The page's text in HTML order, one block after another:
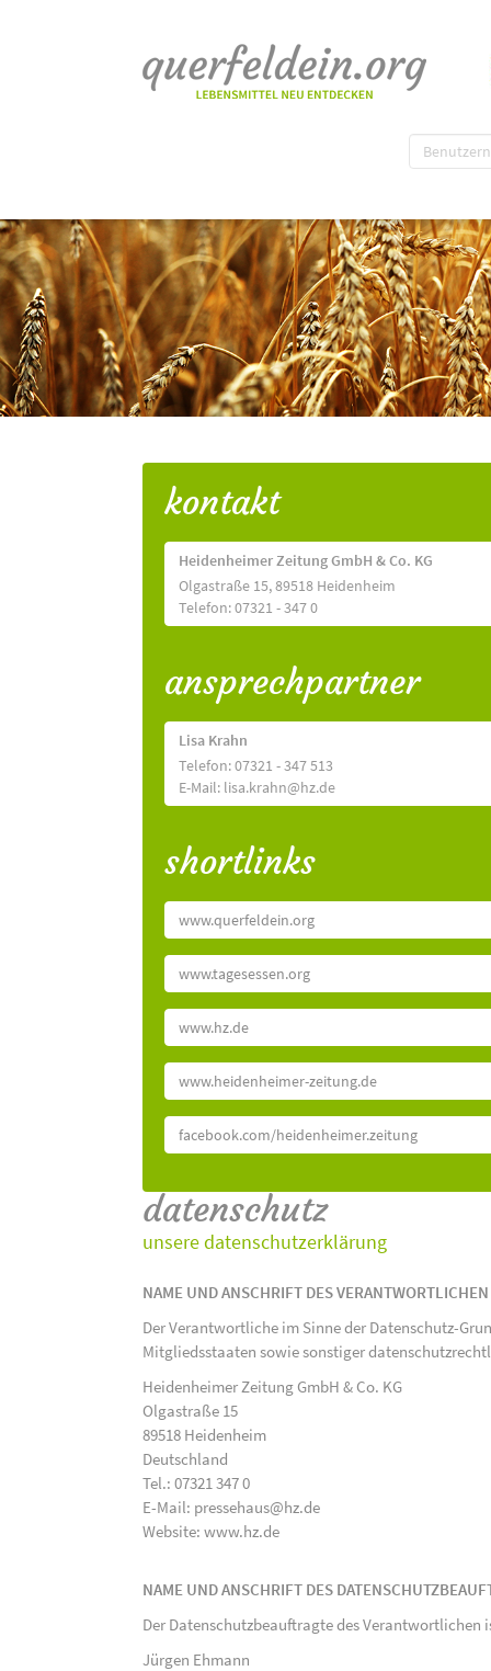
kontakt
Heidenheimer Zeitung GmbH & Co. KG
Olgastraße 15, 89518 Heidenheim
Telefon: 07321 - 347 0
ansprechpartner
Lisa Krahn
Telefon: 07321 - 347 513
E-Mail: lisa.krahn@hz.de
shortlinks
www.querfeldein.org
www.tagesessen.org
www.hz.de
www.heidenheimer-zeitung.de
facebook.com/heidenheimer.zeitung
datenschutz
unsere datenschutzerklärung
NAME UND ANSCHRIFT DES VERANTWORTLICHEN
Der Verantwortliche im Sinne der Datenschutz-
Mitgliedsstaaten sowie sonstiger
Heidenheimer Zeitung GmbH & Co. KG
Olgastraße 15
89518 Heidenheim
Deutschland
Tel.: 07321 347 0
E-Mail: pressehaus@hz.de
Website: www.hz.de
NAME UND ANSCHRIFT DES
Der Datenschutzbeauftragte des Verantwortlichen
Jürgen Ehmann